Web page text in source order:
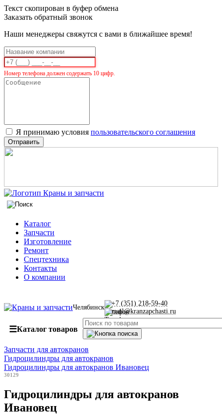
Текст скопирован в буфер обмена
Заказать обратный звонок
Наши менеджеры свяжутся с вами в ближайшее время!
Номер телефона должен содержать 10 цифр.
Я принимаю условия пользовательского соглашения
Отправить
Каталог
Запчасти
Изготовление
Ремонт
Спецтехника
Контакты
О компании
Челябинск
+7 (351) 218-59-40
mail@kranzapchasti.ru
☰Каталог товаров
Запчасти для автокранов
Гидроцилиндры для автокранов
Гидроцилиндры для автокранов Ивановец
30129
Гидроцилиндры для автокранов
Ивановец